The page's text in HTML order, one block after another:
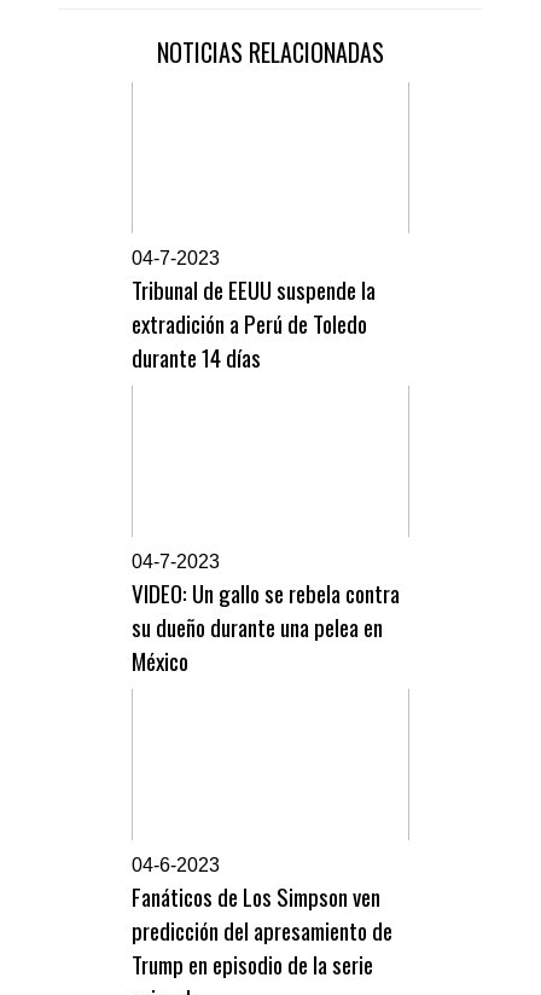
NOTICIAS RELACIONADAS
04-7-2023
Tribunal de EEUU suspende la
extradición a Perú de Toledo
durante 14 días
04-7-2023
VIDEO: Un gallo se rebela contra
su dueño durante una pelea en
México
04-6-2023
Fanáticos de Los Simpson ven
predicción del apresamiento de
Trump en episodio de la serie